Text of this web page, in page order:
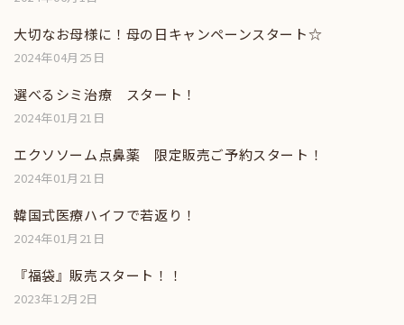
大切なお母様に！母の日キャンペーンスタート☆
2024年04月25日
選べるシミ治療 スタート！
2024年01月21日
エクソソーム点鼻薬 限定販売ご予約スタート！
2024年01月21日
韓国式医療ハイフで若返り！
2024年01月21日
『福袋』販売スタート！！
2023年12月2日